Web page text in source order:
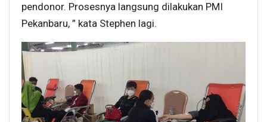
pendonor. Prosesnya langsung dilakukan PMI
Pekanbaru, ” kata Stephen lagi.